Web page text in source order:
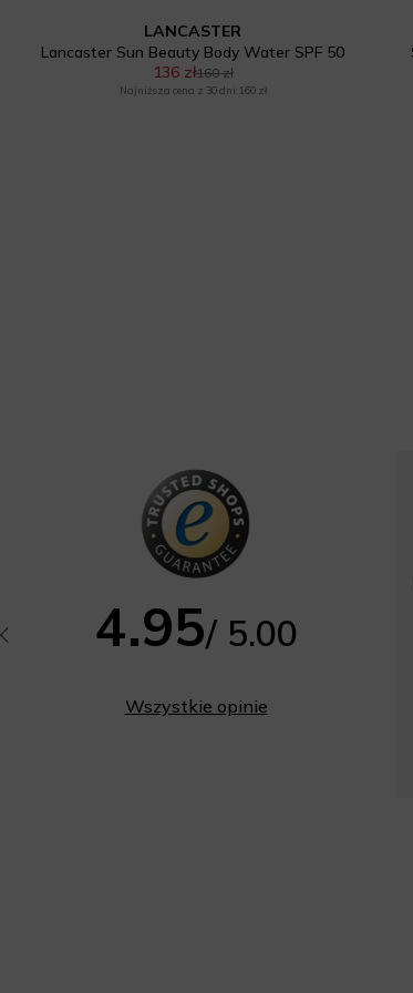
LANCASTER
Lancaster Sun Beauty Body Water SPF 50
136 zł160 zł
Najniższa cena z 30 dni: 160 zł
4.95/ 5.00
Wszystkie opinie